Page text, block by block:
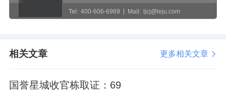
Tel: 400-606-6969 Mail: ljcj@leju.com
相关文章 更多相关文章
国誉星城收官栋取证：69